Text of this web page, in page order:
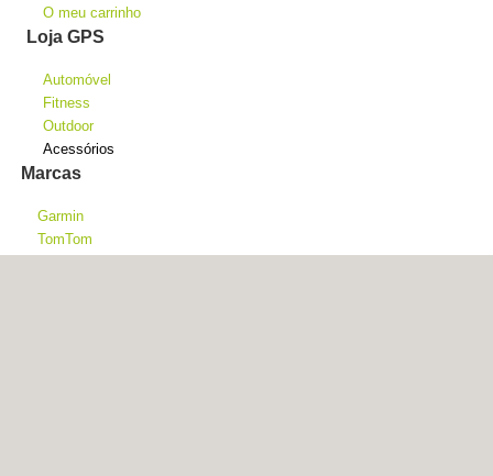
O meu carrinho
Loja GPS
Automóvel
Fitness
Outdoor
Acessórios
Marcas
Garmin
TomTom